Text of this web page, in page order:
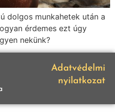
dolgos munkahetek után a
érdemes ezt úgy
nekünk?
Adatvédelmi
nyilatkozat